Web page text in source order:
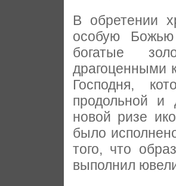
В обретении
особую
богатые
драгоценными
Господня,
продольной
новой ризе
было
того, что
выполнил